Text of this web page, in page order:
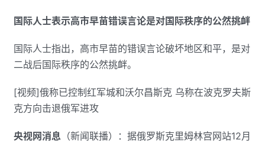
国际人士表示高市早苗错误言论是对国际秩序的公然挑衅
国际人士指出，高市早苗的错误言论破坏地区和平，是对
二战后国际秩序的公然挑衅。
[视频]俄称已控制红军城和沃尔昌斯克 乌称在波克罗夫斯
克方向击退俄军进攻
央视网消息 （新闻联播）：据俄罗斯克里姆林宫网站12月